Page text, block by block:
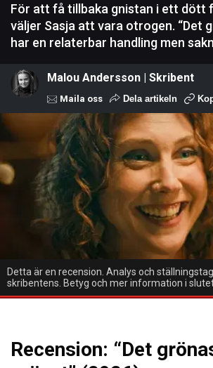
För att få tillbaka gnistan i ett dött
väljer Sasja att vara otrogen. “Det
har en relaterbar handling men
Malou Andersson | Skribent
Maila oss Dela artikeln
Detta är en recension. Analys och
skribentens. Betyg och mer information i
Recension: “Det